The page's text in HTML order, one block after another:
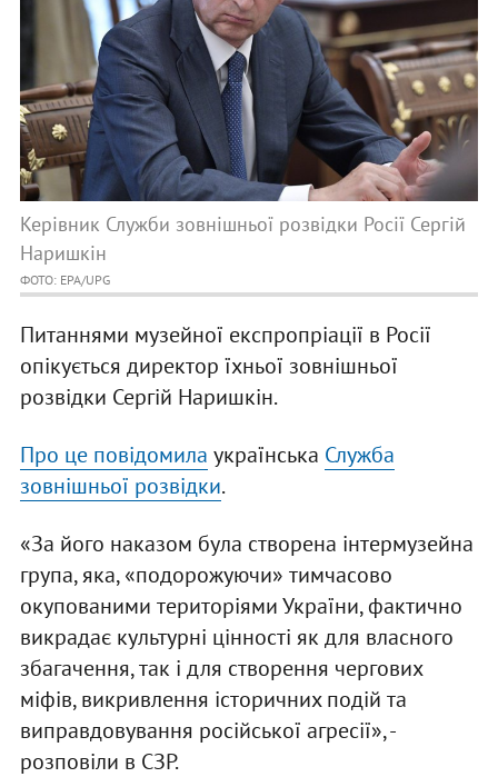
Керівник Служби зовнішньої розвідки Росії Сергій
Наришкін
ФОТО: EPA/UPG
Питаннями музейної експропріації в Росії
опікується директор їхньої зовнішньої
розвідки Сергій Наришкін.
Про це повідомила українська Служба
зовнішньої розвідки.
«За його наказом була створена інтермузейна
група, яка, «подорожуючи» тимчасово
окупованими територіями України, фактично
викрадає культурні цінності як для власного
збагачення, так і для створення чергових
міфів, викривлення історичних подій та
виправдовування російської агресії», -
розповіли в СЗР.